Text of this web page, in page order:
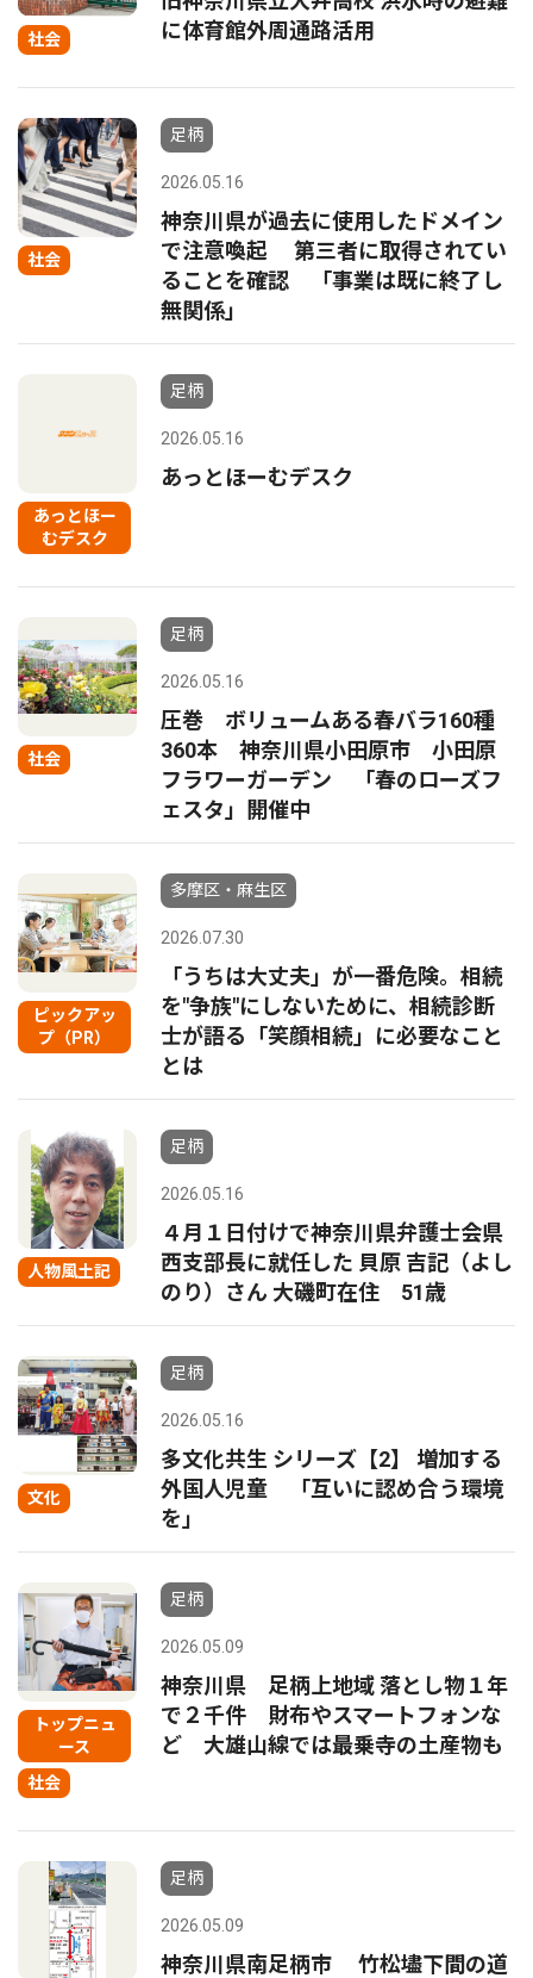
社会
に体育館外周通路活用
社会
足柄
2026.05.16
神奈川県が過去に使用したドメイン
で注意喚起 第三者に取得されてい
ることを確認 「事業は既に終了し
無関係」
あっとほー
むデスク
足柄
2026.05.16
あっとほーむデスク
社会
足柄
2026.05.16
圧巻 ボリュームある春バラ160種
360本 神奈川県小田原市 小田原
フラワーガーデン 「春のローズフ
ェスタ」開催中
ピックアッ
プ（PR）
多摩区・麻生区
2026.07.30
「うちは大丈夫」が一番危険。相続
を"争族"にしないために、相続診断
士が語る「笑顔相続」に必要なこと
とは
人物風土記
足柄
2026.05.16
４月１日付けで神奈川県弁護士会県
西支部長に就任した 貝原 吉記（よし
のり）さん 大磯町在住 51歳
文化
足柄
2026.05.16
多文化共生 シリーズ【2】 増加する
外国人児童 「互いに認め合う環境
を｣
トップニュ
ース
社会
足柄
2026.05.09
神奈川県 足柄上地域 落とし物１年
で２千件 財布やスマートフォンな
ど 大雄山線では最乗寺の土産物も
足柄
2026.05.09
神奈川県南足柄市 竹松壗下間の道